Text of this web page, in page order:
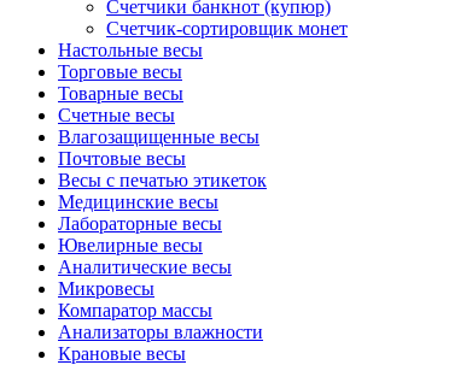
Cчетчики банкнот (купюр)
Счетчик-сортировщик монет
Настольные весы
Торговые весы
Товарные весы
Счетные весы
Влагозащищенные весы
Почтовые весы
Весы с печатью этикеток
Медицинские весы
Лабораторные весы
Ювелирные весы
Аналитические весы
Микровесы
Компаратор массы
Анализаторы влажности
Крановые весы